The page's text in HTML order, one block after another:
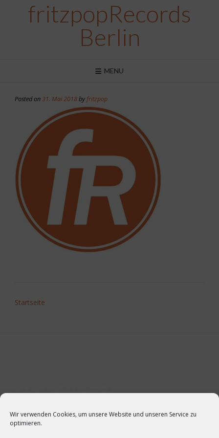
Wir verwenden Cookies, um unsere Website und unseren Service zu
optimieren.
fritzpopRecords
Berlin
MENU
Posted on31. Mai 2018byfritzpop
Post
Startseite